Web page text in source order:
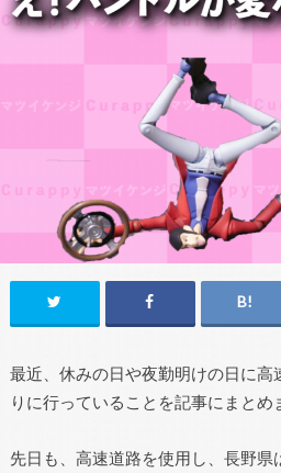
最近、休みの日や夜勤明けの日に高
りに行っていることを記事にまとめ
先日も、高速道路を使用し、長野